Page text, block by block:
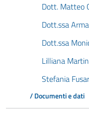
Dott. Matteo
Dott.ssa
Dott.ssa
Lilliana
Stefania
/ Documenti e dati